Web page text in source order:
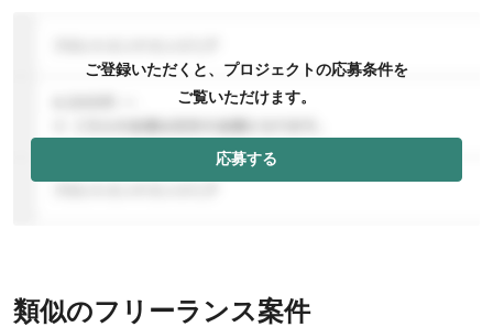
ご登録いただくと、プロジェクトの応募条件を
ご覧いただけます。
応募する
類似のフリーランス案件